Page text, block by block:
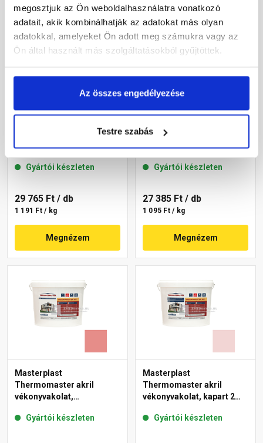
megosztjuk az Ön weboldalhasználatra vonatkozó
adatait, akik kombinálhatják az adatokat más olyan
adatokkal, amelyeket Ön adott meg számukra vagy az
Ön által használt más szolgáltatásokból gyűjtöttek.
Az összes engedélyezése
Testre szabás
vékonyvakolat, kapart 2
mm 22-C 25 kg
Gyártói készleten
29 765 Ft / db
1 191 Ft / kg
Megnézem
Thermomaster akril
vékonyvakolat, kapart 2
mm 22-D 25 kg
Gyártói készleten
27 385 Ft / db
1 095 Ft / kg
Megnézem
Masterplast
Thermomaster akril
vékonyvakolat,
22-D 25 kg
Gyártói készleten
Masterplast
Thermomaster akril
vékonyvakolat, kapart 2
Gyártói készleten